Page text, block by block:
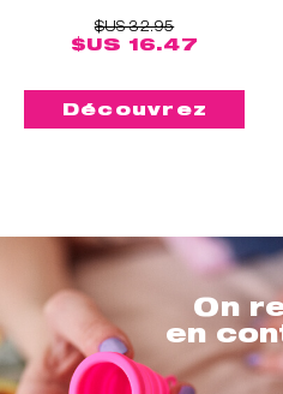
$US 32.95
$US 16.47
Découvrez
On
en